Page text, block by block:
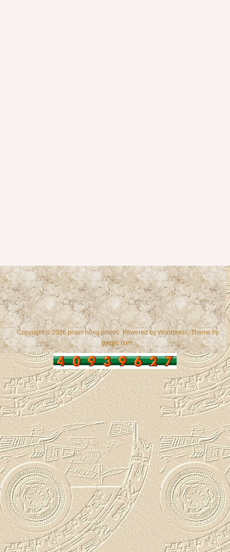
Copyright © 2026 phạm hồng phước. Powered byWordpress, Theme by
gazpo.com.